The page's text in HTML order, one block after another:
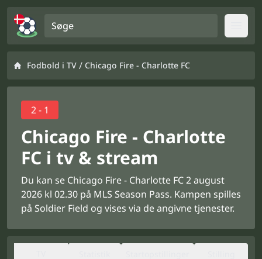
Fodbold i TV / Chicago Fire - Charlotte FC
2 - 1
Chicago Fire - Charlotte
FC i tv & stream
Du kan se Chicago Fire - Charlotte FC 2 august
2026 kl 02.30 på MLS Season Pass. Kampen spilles
på Soldier Field og vises via de angivne tjenester.